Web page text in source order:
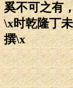
奚不可之有
\x时乾隆丁
撰\x